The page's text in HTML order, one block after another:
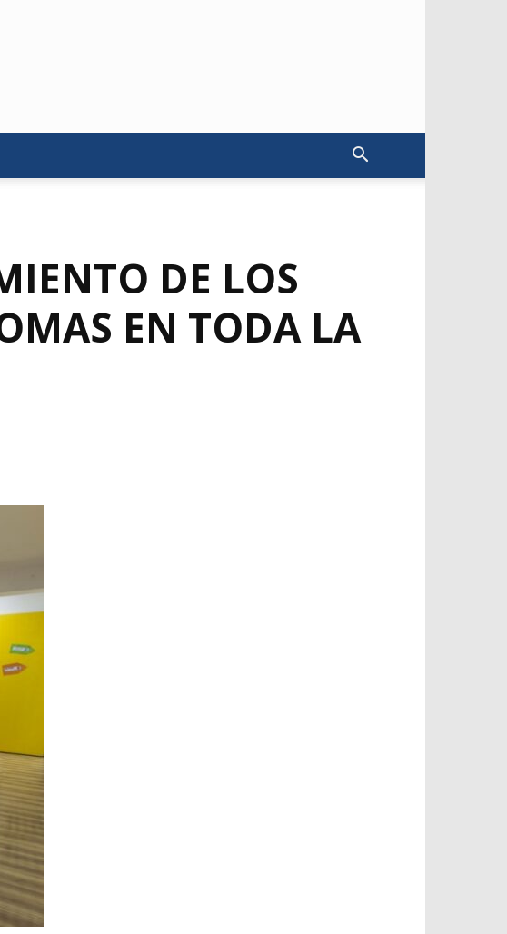
DE LOS
EN TODA LA